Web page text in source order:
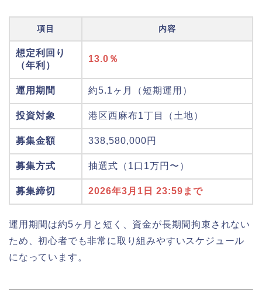
項目 内容
想定利回り
（年利）
13.0％
運用期間 約5.1ヶ月（短期運用）
投資対象 港区西麻布1丁目（土地）
募集金額 338,580,000円
募集方式 抽選式（1口1万円〜）
募集締切 2026年3月1日 23:59まで
運用期間は約5ヶ月と短く、資金が長期間拘束されない
ため、初心者でも非常に取り組みやすいスケジュール
になっています。